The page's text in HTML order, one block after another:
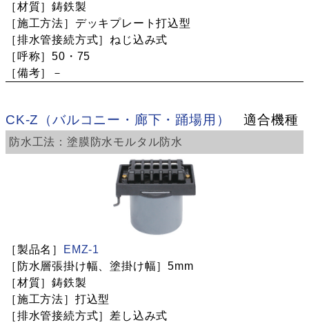
鋳鉄製
デッキプレート打込型
ねじ込み式
50・75
－
CK-Z（バルコニー・廊下・踊場用） 適合機種
塗膜防水モルタル防水
EMZ-1
5mm
鋳鉄製
打込型
差し込み式